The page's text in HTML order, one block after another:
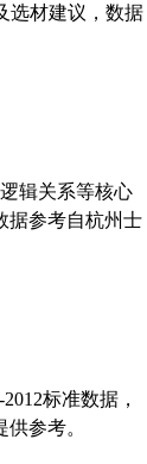
选材建议，数据
辑关系等核心
据参考自杭州士
标准数据，
参考。